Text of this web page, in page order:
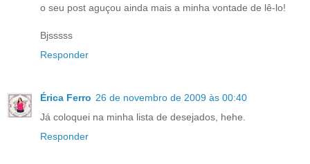
o seu post aguçou ainda mais a minha vontade de lê-lo!
Bjsssss
Responder
Érica Ferro 26 de novembro de 2009 às 00:40
Já coloquei na minha lista de desejados, hehe.
Responder